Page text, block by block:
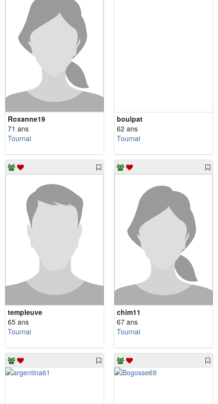
Roxanne19
71 ans
Tournai
boulpat
62 ans
Tournai
templeuve
65 ans
Tournai
chim11
67 ans
Tournai